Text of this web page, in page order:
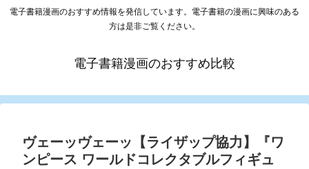
電子書籍漫画のおすすめ情報を発信しています。電子書籍の漫画に興味のある
方は是非ご覧ください。
電子書籍漫画のおすすめ比較
ヴェーッヴェーッ【ライザップ協力】『ワ
ンピース ワールドコレクタブルフィギュ